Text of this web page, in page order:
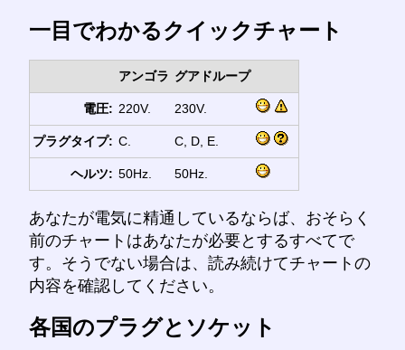
一目でわかるクイックチャート
アンゴラ グアドループ
電圧: 220V. 230V.
プラグタイプ: C. C, D, E.
ヘルツ: 50Hz. 50Hz.
あなたが電気に精通しているならば、おそらく
前のチャートはあなたが必要とするすべてで
す。そうでない場合は、読み続けてチャートの
内容を確認してください。
各国のプラグとソケット